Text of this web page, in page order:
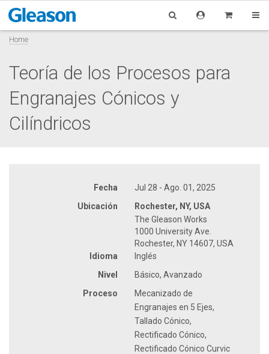
Home
Teoría de los Procesos para
Engranajes Cónicos y
Cilíndricos
Fecha
Jul 28 - Ago. 01, 2025
Ubicación
Rochester, NY, USA
The Gleason Works
1000 University Ave.
Rochester, NY 14607, USA
Idioma
Inglés
Nivel
Básico, Avanzado
Proceso
Mecanizado de
Engranajes en 5 Ejes,
Tallado Cónico,
Rectificado Cónico,
Rectificado Cónico Curvic